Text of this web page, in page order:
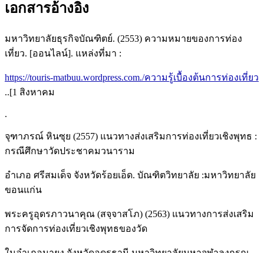
เอกสารอ้างอิง
มหาวิทยาลัยธุรกิจบัณฑิตย์. (2553) ความหมายของการท่อง
เที่ยว. [ออนไลน์]. แหล่งที่มา :
https://touris-matbuu.wordpress.com./ความรู้เบื้องต้นการท่องเที่ยว
..[1 สิงหาคม
.
จุฑาภรณ์ หินซุย (2557) แนวทางส่งเสริมการท่องเที่ยวเชิงพุทธ :
กรณีศึกษาวัดประชาคมวนาราม
อำเภอ ศรีสมเด็จ จังหวัดร้อยเอ็ด. บัณฑิตวิทยาลัย :มหาวิทยาลัย
ขอนแก่น
พระครูอุดรภาวนาคุณ (สจฺจาสโภ) (2563) แนวทางการส่งเสริม
การจัดการท่องเที่ยวเชิงพุทธของวัด